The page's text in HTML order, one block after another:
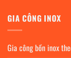
GIA CÔNG INOX
Gia công bồn inox